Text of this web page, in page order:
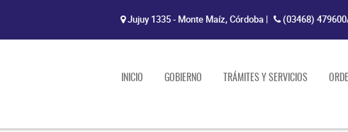
Jujuy 1335 - Monte Maíz, Córdoba | (03468)
INICIO GOBIERNO TRÁMITES Y SERVICIOS